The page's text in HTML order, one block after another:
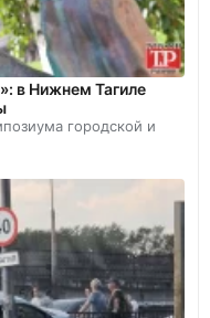
в Нижнем Тагиле
городской и